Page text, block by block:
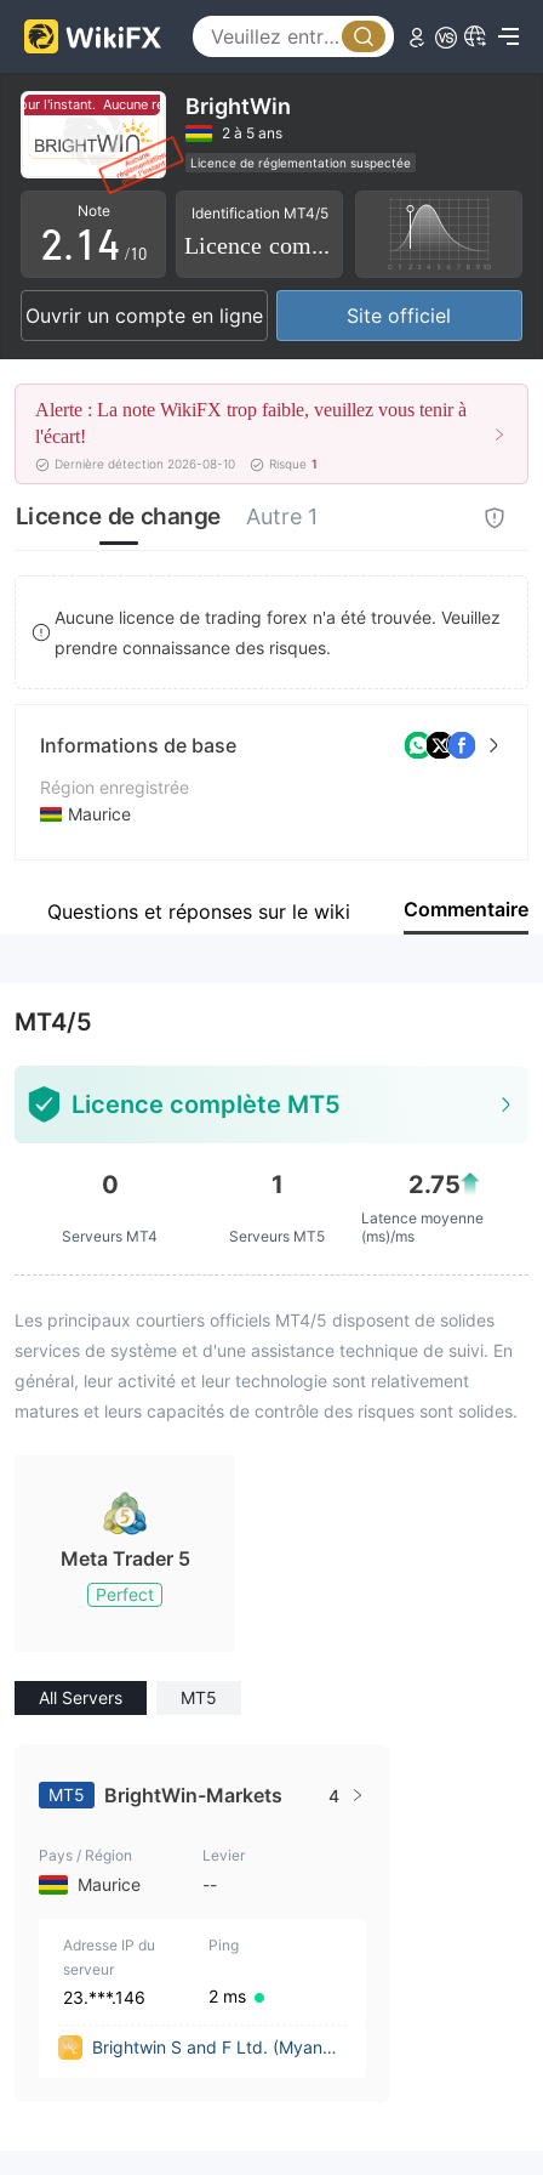
l'instant. Aucune réglementation pour l'instant.
BrightWin
2 à 5 ans
Licence de réglementation suspectée
Etiquette principale MT5
Courtiers Régionaux
Risque élevé potentiel
Note
0
1
2
3
4
5
6
7
8
9
.
0
1
2
3
4
5
6
7
8
9
0
1
2
3
4
5
6
7
9
/10
Identification MT4/5
Licence complète
Ouvrir un compte en ligne Site officiel
Alerte : La note WikiFX trop faible, veuillez vous tenir à
l'écart!
Dernière détection 2026-08-10 Risque 1
Licence de change Autre 1
Aucune licence de trading forex n'a été trouvée. Veuillez
prendre connaissance des risques.
Informations de base
Région enregistrée
Maurice
Société
Questions et réponses sur le wiki Commentaire
MT4/5
Licence complète MT5
0
Serveurs MT4
1
Serveurs MT5
2.75
Latence moyenne
(ms)/ms
Les principaux courtiers officiels MT4/5 disposent de solides
services de système et d'une assistance technique de suivi. En
général, leur activité et leur technologie sont relativement
matures et leurs capacités de contrôle des risques sont solides.
Meta Trader 5
Perfect
All Servers MT5
MT5 BrightWin-Markets 4
Pays / Région
Maurice
Levier
--
Adresse IP du
serveur
23.***.146
Ping
2 ms
Brightwin S and F Ltd. (Myanma